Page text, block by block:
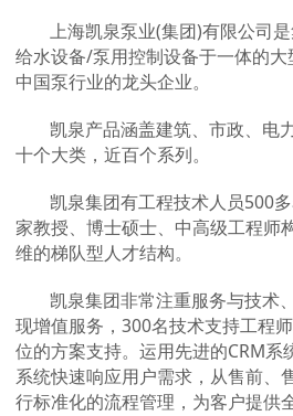
上海凯泉泵业(集团)有限公司
给水设备/泵用控制设备于一体的
中国泵行业的龙头企业。
凯泉产品涵盖建筑、市政、电
十个大类，近百个系列。
凯泉集团有工程技术人员500
家教授、博士硕士、中高级工程师
维的梯队型人才结构。
凯泉集团非常注重服务与技术
现增值服务，300名技术支持工程
位的方案支持。运用先进的CRM系
系统快速响应用户需求，从售前、
行标准化的流程管理，为客户提供